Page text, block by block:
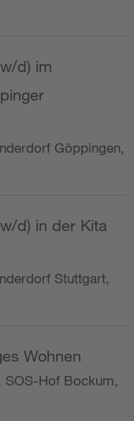
d) im
Göppingen,
d) in der Kita
Stuttgart,
Wohnen
SOS-Hof Bockum,